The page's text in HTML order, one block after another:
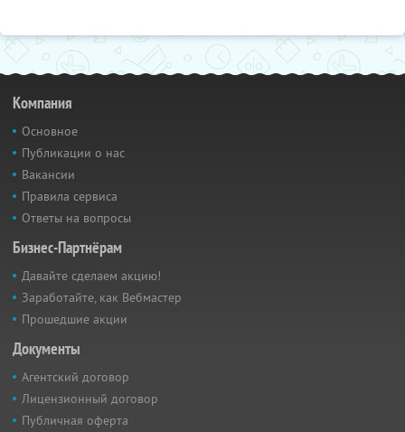
Компания
Основное
Публикации о нас
Вакансии
Правила сервиса
Ответы на вопросы
Бизнес-Партнёрам
Давайте сделаем акцию!
Заработайте, как Вебмастер
Прошедшие акции
Документы
Агентский договор
Лицензионный договор
Публичная оферта